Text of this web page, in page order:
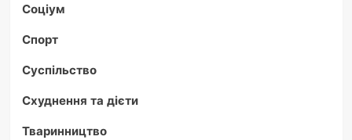
Соціум
Спорт
Суспільство
Схуднення та дієти
Тваринництво